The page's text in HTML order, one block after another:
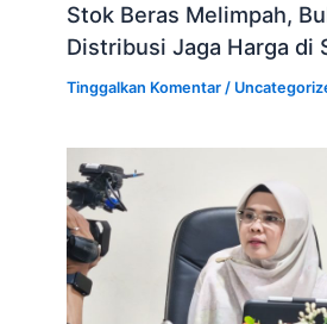
Stok Beras Melimpah,
Distribusi Jaga Harga di
Tinggalkan Komentar /